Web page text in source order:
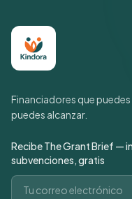
Financiadores que
puedes alcanzar.
Recibe The Grant Brief —
subvenciones, gratis
Correo electrónico